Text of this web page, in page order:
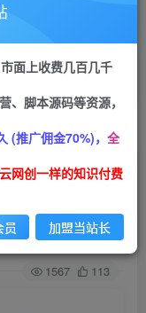
APP下载
GO
籍，抓住机遇，
关注 私信
1567 113
面上收费几百几千
、脚本源码等资源，
(推广佣金70%)， 全
网创一样的知识付费
员 加盟当站长